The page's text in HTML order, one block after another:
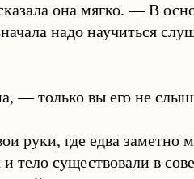
она мягко. — В
надо научиться
— только вы его не
руки, где едва заметно
тело существовали в